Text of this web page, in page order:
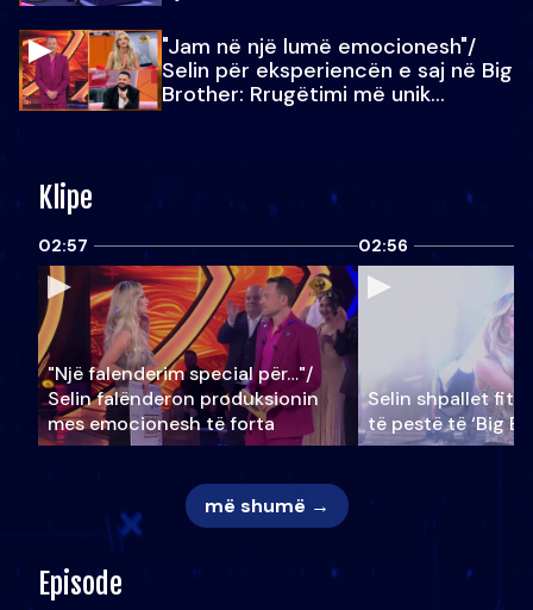
"Jam në një lumë emocionesh"/
Selin për eksperiencën e saj në Big
Brother: Rrugëtimi më unik…
Klipe
02:57
"Një falenderim special për…"/
Selin falënderon produksionin
mes emocionesh të forta
02:56
Selin shpallet
të pestë të ‘Big
më shumë →
Episode